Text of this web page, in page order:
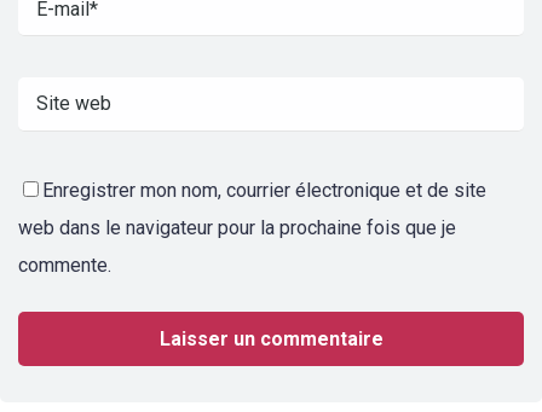
Enregistrer mon nom, courrier électronique et de site
web dans le navigateur pour la prochaine fois que je
commente.